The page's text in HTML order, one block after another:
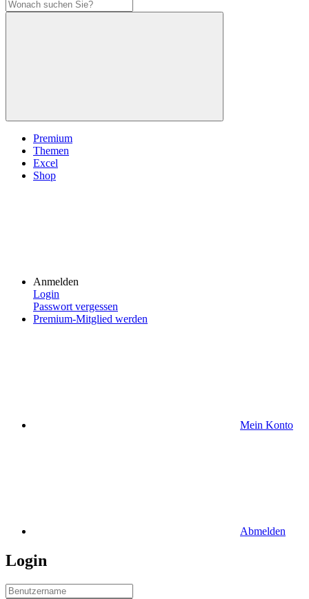
Premium
Themen
Excel
Shop
Anmelden
Login
Passwort vergessen
Premium-Mitglied werden
Mein Konto
Abmelden
Login